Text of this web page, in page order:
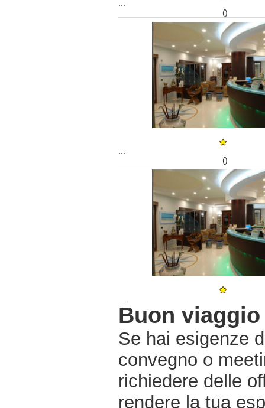
()
()
Buon viaggio
Se hai esigenze
convegno o
richiedere delle
rendere la tua